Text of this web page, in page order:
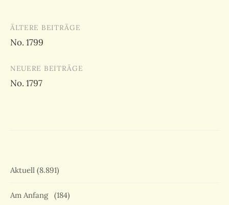
Beitragsnavigation
ÄLTERE BEITRÄGE
No. 1799
NEUERE BEITRÄGE
No. 1797
Aktuell (8.891)
Am Anfang (184)